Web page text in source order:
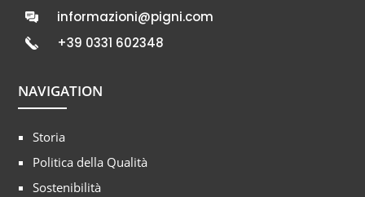
informazioni@pigni.com
+39 0331 602348
NAVIGATION
Storia
Politica della Qualità
Sostenibilità